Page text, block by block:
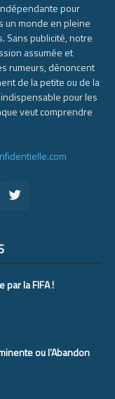
pour
un monde en pleine
Sans publicité, notre
assumée et
rumeurs, dénoncent
de la petite ou de la
indispensable pour les
veut comprendre
par la FIFA !
ou l’Abandon